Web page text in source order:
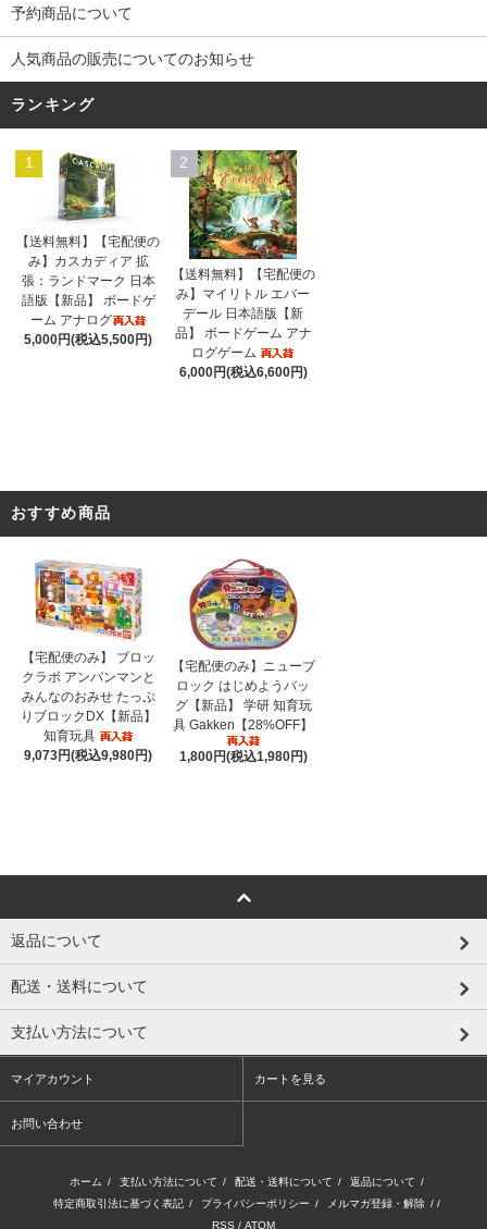
予約商品について
人気商品の販売についてのお知らせ
ランキング
1
【送料無料】【宅配便の
み】カスカディア 拡
張：ランドマーク 日本
語版【新品】 ボードゲ
ーム アナログ
5,000円(税込5,500円)
2
【送料無料】【宅配便の
み】マイリトル エバー
デール 日本語版【新
品】 ボードゲーム アナ
ログゲーム
6,000円(税込6,600円)
おすすめ商品
【宅配便のみ】 ブロッ
クラボ アンパンマンと
みんなのおみせ たっぷ
りブロックDX【新品】
知育玩具
9,073円(税込9,980円)
【宅配便のみ】ニューブ
ロック はじめようバッ
グ【新品】 学研 知育玩
具 Gakken【28%OFF】
1,800円(税込1,980円)
返品について
配送・送料について
支払い方法について
マイアカウント カートを見る
お問い合わせ
ホーム / 支払い方法について / 配送・送料について / 返品について /
特定商取引法に基づく表記 / プライバシーポリシー / メルマガ登録・解除 / /
RSS / ATOM